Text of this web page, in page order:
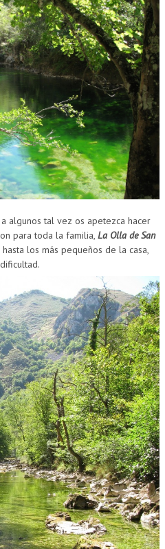
algunos tal vez os apetezca hacer
para toda la familia, La Olla de San
los más pequeños de la casa,